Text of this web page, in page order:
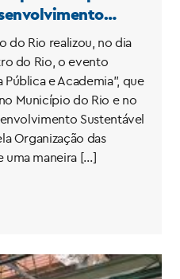
do Rio realizou, no dia
do Rio, o evento
e Academia”, que
Município do Rio e no
Sustentável
Organização das
uma maneira […]